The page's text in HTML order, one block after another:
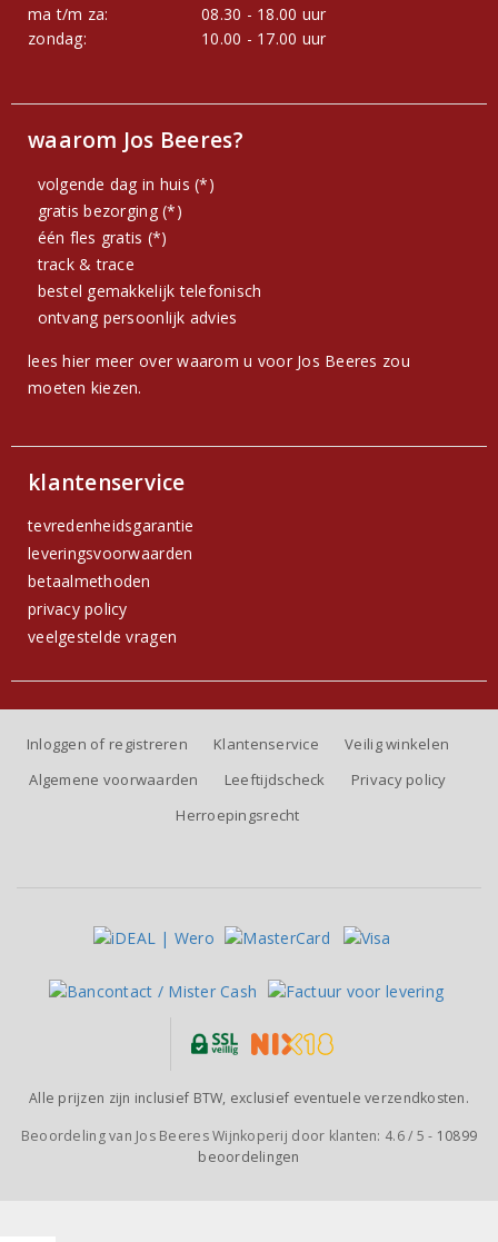
ma t/m za:
08.30 - 18.00 uur
zondag:
10.00 - 17.00 uur
waarom Jos Beeres?
volgende dag in huis (*)
gratis bezorging (*)
één fles gratis (*)
track & trace
bestel gemakkelijk telefonisch
ontvang persoonlijk advies
lees hier meer over waarom u voor Jos Beeres zou
moeten kiezen.
klantenservice
tevredenheidsgarantie
leveringsvoorwaarden
betaalmethoden
privacy policy
veelgestelde vragen
Inloggen of registreren Klantenservice
Veilig winkelen
Algemene voorwaarden
Leeftijdscheck
Privacy policy
Herroepingsrecht
Alle prijzen zijn inclusief BTW, exclusief eventuele verzendkosten.
Beoordeling van Jos Beeres Wijnkoperij door klanten: 4.6/ 5 - 10899
beoordelingen